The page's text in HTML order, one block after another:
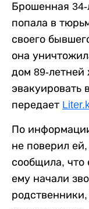
Брошенная
попала в
своего
она
дом 89-
эвакуировать
передает
По
не поверил
сообщила, что
ему начали